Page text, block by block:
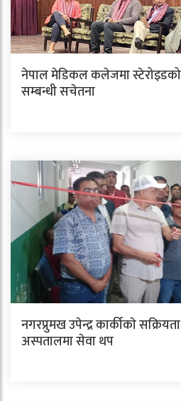
नेपाल मेडिकल कलेजमा
सम्बन्धी सचेतना
नगरप्रुमख उपेन्द्र कार्कीकाे
अस्पतालमा सेवा थप